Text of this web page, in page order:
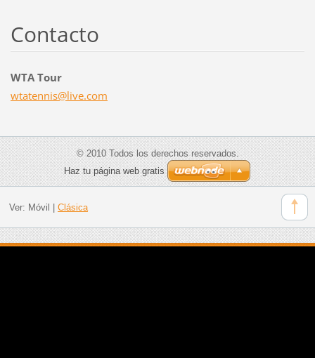
Contacto
WTA Tour
wtatennis@live.com
© 2010 Todos los derechos reservados.
Haz tu página web gratis
Ver: Móvil Clásica